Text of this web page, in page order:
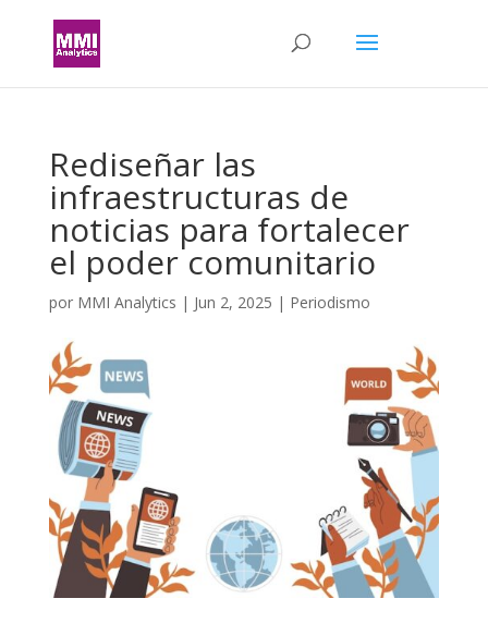
Rediseñar las
infraestructuras de
noticias para fortalecer
el poder comunitario
por MMI Analytics | Jun 2, 2025 | Periodismo